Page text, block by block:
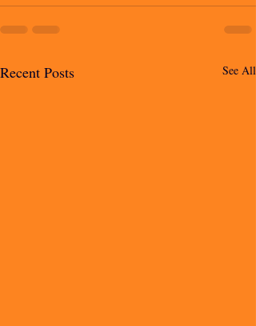
Recent Posts See All